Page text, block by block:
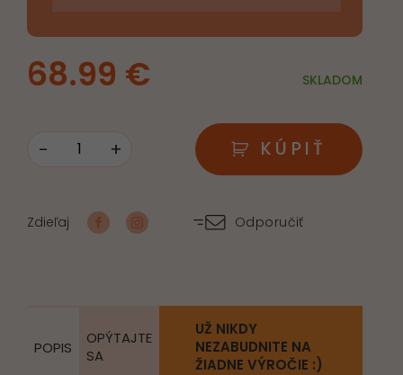
68.99 € SKLADOM
-
čaro
+ KÚPIŤ
Zdieľaj Odporučiť
POPIS
OPÝTAJTE
SA
UŽ NIKDY
NEZABUDNITE NA
ŽIADNE VÝROČIE :)